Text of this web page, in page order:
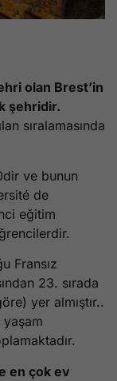
olan Brest’in
şehridir.
sıralamasında
ve bunun
de
eğitim
Fransız
23. sırada
yer almıştır..
en çok ev